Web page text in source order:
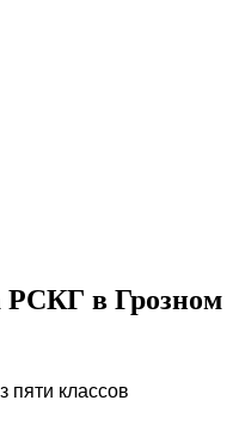
РСКГ в Грозном
пяти классов